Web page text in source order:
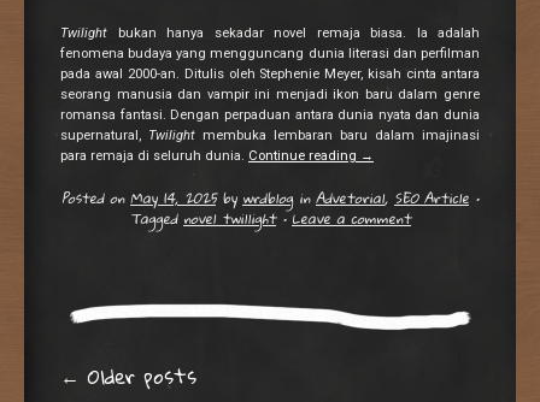
Twilight bukan hanya sekadar novel remaja biasa. Ia adalah
fenomena budaya yang mengguncang dunia literasi dan perfilman
pada awal 2000-an. Ditulis oleh Stephenie Meyer, kisah cinta antara
seorang manusia dan vampir ini menjadi ikon baru dalam genre
romansa fantasi. Dengan perpaduan antara dunia nyata dan dunia
supernatural, Twilight membuka lembaran baru dalam imajinasi
para remaja di seluruh dunia. Continue reading →
Posted onMay 14, 2025by wrdblog inAdvetorial, SEO Article •
Tagged novel twillight •Leave a comment
← Older posts